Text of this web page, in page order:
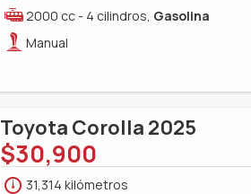
2000 cc - 4 cilindros, Gasolina
Manual
Toyota Corolla 2025
$30,900
31,314 kilómetros